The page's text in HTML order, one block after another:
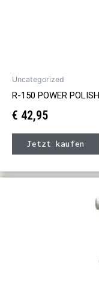
Uncategorized
R-150 POWER POLISH
€ 42,95
Jetzt kaufen